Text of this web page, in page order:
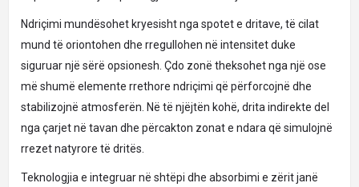
Ndriçimi mundësohet kryesisht nga spotet e dritave, të cilat
mund të oriontohen dhe rregullohen në intensitet duke
siguruar një sërë opsionesh. Çdo zonë theksohet nga një ose
më shumë elemente rrethore ndriçimi që përforcojnë dhe
stabilizojnë atmosferën. Në të njëjtën kohë, drita indirekte del
nga çarjet në tavan dhe përcakton zonat e ndara që simulojnë
rrezet natyrore të dritës.
Teknologjia e integruar në shtëpi dhe absorbimi e zërit janë